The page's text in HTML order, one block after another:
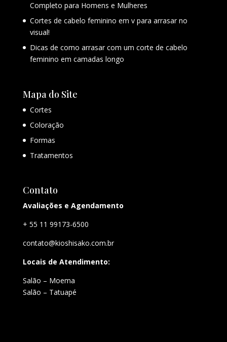
Completo para Homens e Mulheres
Cortes de cabelo feminino em v para arrasar no
visual!
Dicas de como arrasar com um corte de cabelo
feminino em camadas longo
Mapa do Site
Cortes
Coloração
Formas
Tratamentos
Contato
Avaliações e Agendamento
+ 55 11 99173-6500
contato@kioshisako.com.br
Locais de Atendimento:
Salão – Moema
Salão – Tatuapé